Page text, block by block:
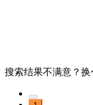
搜索结果不满意？